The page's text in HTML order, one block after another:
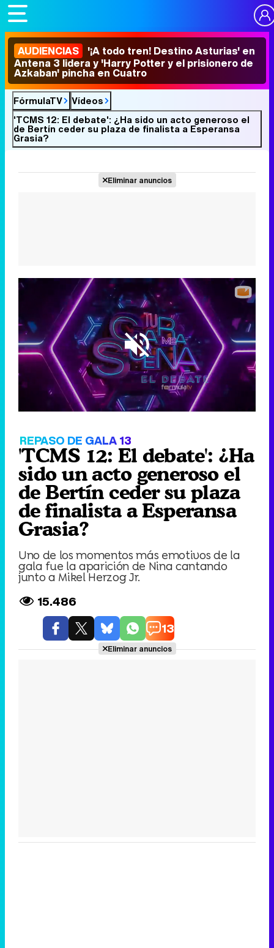
AUDIENCIAS '¡A todo tren! Destino Asturias' en
Antena 3 lidera y 'Harry Potter y el prisionero de
Azkaban' pincha en Cuatro
FórmulaTV
Vídeos
'TCMS 12: El debate': ¿Ha sido un acto generoso el
de Bertín ceder su plaza de finalista a Esperansa
Grasia?
Eliminar anuncios
Unmute /
REPASO DE GALA 13
'TCMS 12: El debate': ¿Ha
sido un acto generoso el
de Bertín ceder su plaza
de finalista a Esperansa
Grasia?
Uno de los momentos más emotivos de la
gala fue la aparición de Nina cantando
junto a Mikel Herzog Jr.
15.486
13
Eliminar anuncios